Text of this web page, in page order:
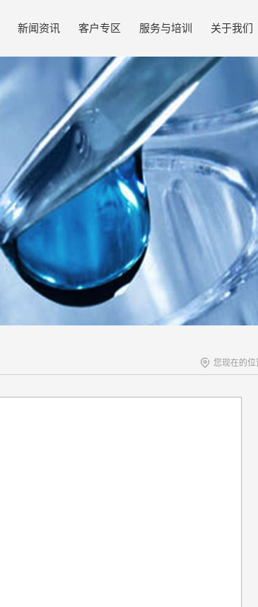
新闻资讯 客户专区 服务与培训 关于我们
您现在的位